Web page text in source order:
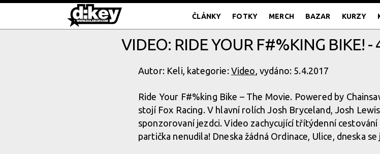
ČLÁNKY FOTKY MERCH BAZAR KURZY
VIDEO: RIDE YOUR F#%KING BIKE! -
Autor: Keli, kategorie: Video, vydáno: 5.4.2017
Ride Your F#%king Bike – The Movie. Powered by
stojí Fox Racing. V hlavní rolích Josh Bryceland, Josh
sponzorovaní jezdci. Video zachycující třítýdenní
partička nenudila! Dneska žádná Ordinace, Ulice, dneska